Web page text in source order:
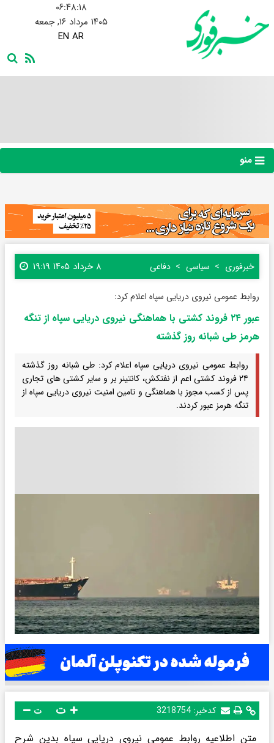
۰۶:۴۸:۱۹
۱۴۰۵ مرداد ۱۶, جمعه
EN AR
منو
خبرفوری سیاسی دفاعی ۸ خرداد ۱۴۰۵ ۱۹:۱۹
روابط عمومی نیروی دریایی سپاه اعلام‌ کرد:
عبور ۲۴ فروند کشتی با هماهنگی نیروی دریایی سپاه از تنگه
هرمز طی شبانه روز گذشته
روابط عمومی نیروی دریایی سپاه اعلام‌ کرد: طی شبانه روز گذشته
۲۴ فروند کشتی اعم از نفتکش، کانتینر بر و سایر کشتی های تجاری
پس از کسب مجوز با هماهنگی و تامین امنیت نیروی دریایی سپاه از
تنگه هرمز عبور کردند.
کدخبر: 3218754 ت
متن اطلاعیه روابط عمومی نیروی دریایی سپاه بدین شرح